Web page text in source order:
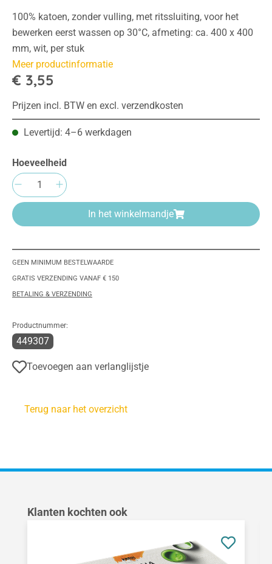
100% katoen, zonder vulling, met ritssluiting, voor het
bewerken eerst wassen op 30°C, afmeting: ca. 400 x 400
mm, wit, per stuk
Meer productinformatie
€ 3,55
Prijzen incl. BTW en excl. verzendkosten
Levertijd: 4–6 werkdagen
Hoeveelheid
Producthoeveelheid: Voer de gewenste
In het winkelmandje
GEEN MINIMUM BESTELWAARDE
GRATIS VERZENDING VANAF € 150
BETALING & VERZENDING
Productnummer:
449307
Toevoegen aan verlanglijstje
Terug naar het overzicht
Productgalerij overslaan
Klanten kochten ook